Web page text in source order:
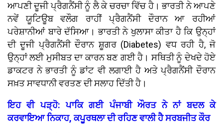
ਆਪਣੀ ਦੂਜੀ ਪ੍ਰੈਗਨੈਂਸੀ ਨੂੰ ਲੈ ਕੇ ਚਰਚਾ ਵਿੱਚ ਹੈ। ਭਾਰਤੀ ਨੇ ਆਪਣੇ
ਨਵੇਂ ਯੂਟਿਊਬ ਵਲੌਗ ਰਾਹੀਂ ਪ੍ਰੈਗਨੈਂਸੀ ਦੌਰਾਨ ਆ ਰਹੀਆਂ
ਪਰੇਸ਼ਾਨੀਆਂ ਬਾਰੇ ਦੱਸਿਆ। ਭਾਰਤੀ ਨੇ ਖੁਲਾਸਾ ਕੀਤਾ ਹੈ ਕਿ ਉਨ੍ਹਾਂ
ਦੀ ਦੂਜੀ ਪ੍ਰੈਗਨੈਂਸੀ ਦੌਰਾਨ ਸ਼ੂਗਰ (Diabetes) ਵਧ ਰਹੀ ਹੈ, ਜੋ
ਉਨ੍ਹਾਂ ਲਈ ਮੁਸੀਬਤ ਦਾ ਕਾਰਨ ਬਣ ਗਈ ਹੈ। ਸਥਿਤੀ ਨੂੰ ਦੇਖਦੇ ਹੋਏ
ਡਾਕਟਰ ਨੇ ਭਾਰਤੀ ਨੂੰ ਡਾਂਟ ਵੀ ਲਗਾਈ ਹੈ ਅਤੇ ਪ੍ਰੈਗਨੈਂਸੀ ਦੌਰਾਨ
ਸਖ਼ਤ ਸਾਵਧਾਨੀ ਵਰਤਣ ਦੀ ਸਲਾਹ ਦਿੱਤੀ ਹੈ।
ਇਹ ਵੀ ਪੜ੍ਹੋ: ਪਾਕਿ ਗਈ ਪੰਜਾਬੀ ਔਰਤ ਨੇ ਨਾਂ ਬਦਲ ਕੇ
ਕਰਵਾਇਆ ਨਿਕਾਹ, ਕਪੂਰਥਲਾ ਦੀ ਰਹਿਣ ਵਾਲੀ ਹੈ ਸਰਬਜੀਤ ਕੌਰ